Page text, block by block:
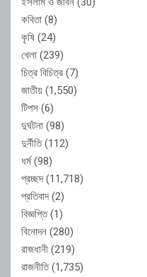
কবিতা (8)
কৃষি (24)
খেলা (239)
চিত্র বিচিত্র (7)
জাতীয় (1,550)
টিপস (6)
দুর্ঘটনা (98)
দুর্নীতি(112)
ধর্ম(98)
প্রচ্ছদ(11,718)
প্রতিবাদ(2)
বিজ্ঞপ্তি(1)
বিনোদন (280)
রাজধানী (219)
রাজনীতি(1,735)